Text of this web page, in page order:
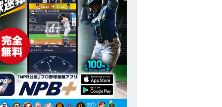
テリーコーチ 村田 善則
備・走塁コーチ 井端 弘和
・走塁コーチ 清水 雅治
投手 岸 孝之
投手 山岡 泰輔